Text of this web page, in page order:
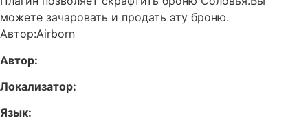
можете зачаровать и продать эту броню.
Автор:Airborn
Автор:
Локализатор:
Язык: